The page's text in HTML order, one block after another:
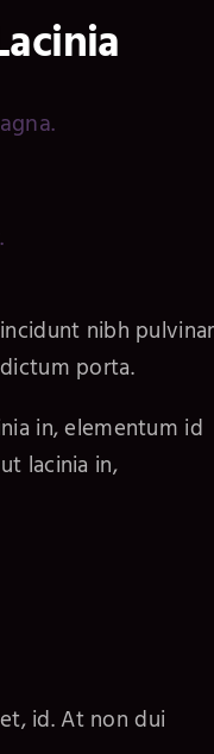
nibh pulvinar
porta.
in, elementum id
lacinia in,
id. At non dui